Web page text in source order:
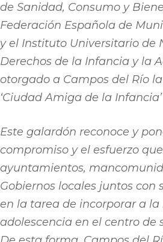
de Sanidad, Consumo y
Federación Española de
y el Instituto Universitario de
Derechos de la Infancia y la
otorgado a Campos del Río
‘Ciudad Amiga de la Infancia’
Este galardón reconoce y
compromiso y el esfuerzo
ayuntamientos,
Gobiernos locales juntos con
en la tarea de incorporar a
adolescencia en el centro de